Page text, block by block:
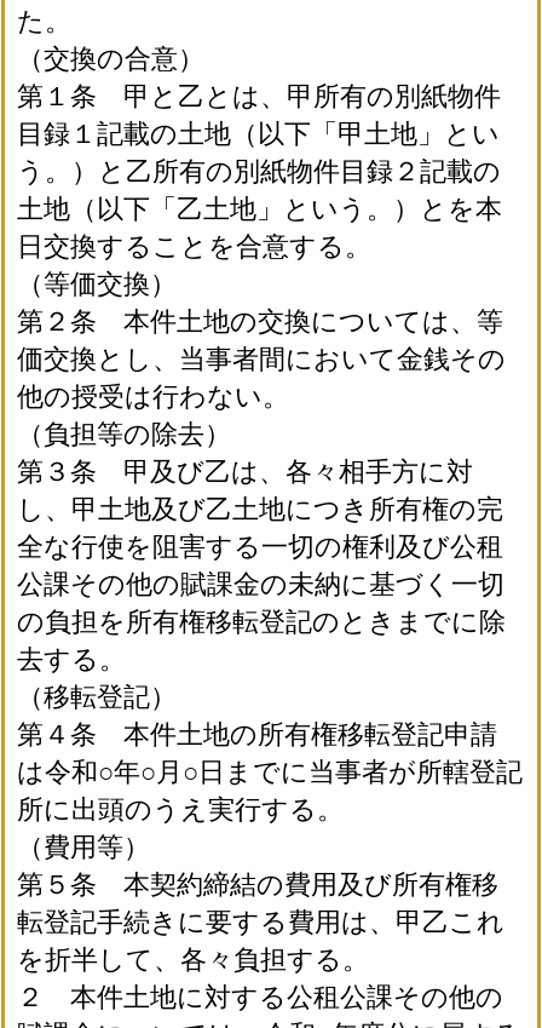
た。
（交換の合意）
第１条 甲と乙とは、甲所有の別紙物件
目録１記載の土地（以下「甲土地」とい
う。）と乙所有の別紙物件目録２記載の
土地（以下「乙土地」という。）とを本
日交換することを合意する。
（等価交換）
第２条 本件土地の交換については、等
価交換とし、当事者間において金銭その
他の授受は行わない。
（負担等の除去）
第３条 甲及び乙は、各々相手方に対
し、甲土地及び乙土地につき所有権の完
全な行使を阻害する一切の権利及び公租
公課その他の賦課金の未納に基づく一切
の負担を所有権移転登記のときまでに除
去する。
（移転登記）
第４条 本件土地の所有権移転登記申請
は令和○年○月○日までに当事者が所轄登記
所に出頭のうえ実行する。
（費用等）
第５条 本契約締結の費用及び所有権移
転登記手続きに要する費用は、甲乙これ
を折半して、各々負担する。
２ 本件土地に対する公租公課その他の